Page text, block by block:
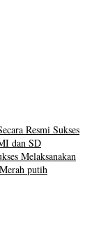
Resmi Sukses
dan SD
Melaksanakan
putih